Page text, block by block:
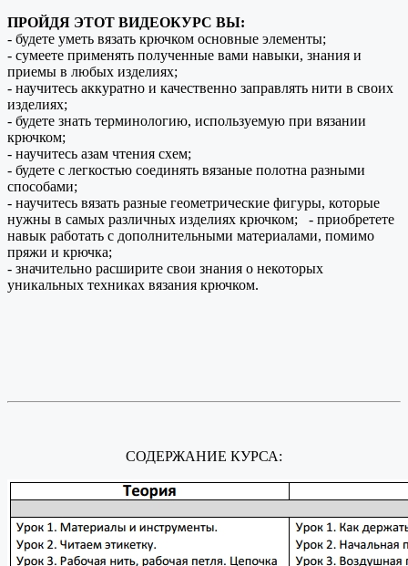
ПРОЙДЯ ЭТОТ ВИДЕОКУРС ВЫ:
- будете уметь вязать крючком основные элементы;
- сумеете применять полученные вами навыки, знания и
приемы в любых изделиях;
- научитесь аккуратно и качественно заправлять нити в своих
изделиях;
- будете знать терминологию, используемую при вязании
крючком;
- научитесь азам чтения схем;
- будете с легкостью соединять вязаные полотна разными
способами;
- научитесь вязать разные геометрические фигуры, которые
нужны в самых различных изделиях крючком; - приобретете
навык работать с дополнительными материалами, помимо
пряжи и крючка;
- значительно расширите свои знания о некоторых
уникальных техниках вязания крючком.
СОДЕРЖАНИЕ КУРСА: